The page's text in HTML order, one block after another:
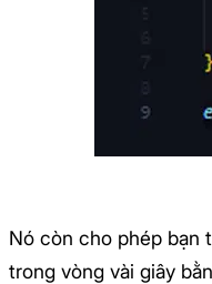
Nó còn cho phép bạn
trong vòng vài giây